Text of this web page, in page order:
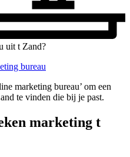
uit t Zand?
bureau
marketing bureau’ om een
te vinden die bij je past.
marketing t